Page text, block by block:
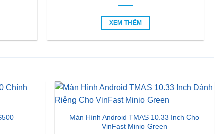
XEM THÊM
Màn Hình Android TMAS 10.33 Inch Cho
VinFast Minio Green